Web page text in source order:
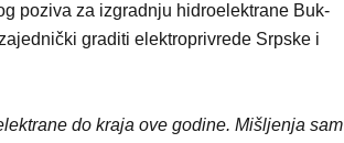
poziva za izgradnju hidroelektrane Buk-
graditi elektroprivrede Srpske i
do kraja ove godine. Mišljenja sam